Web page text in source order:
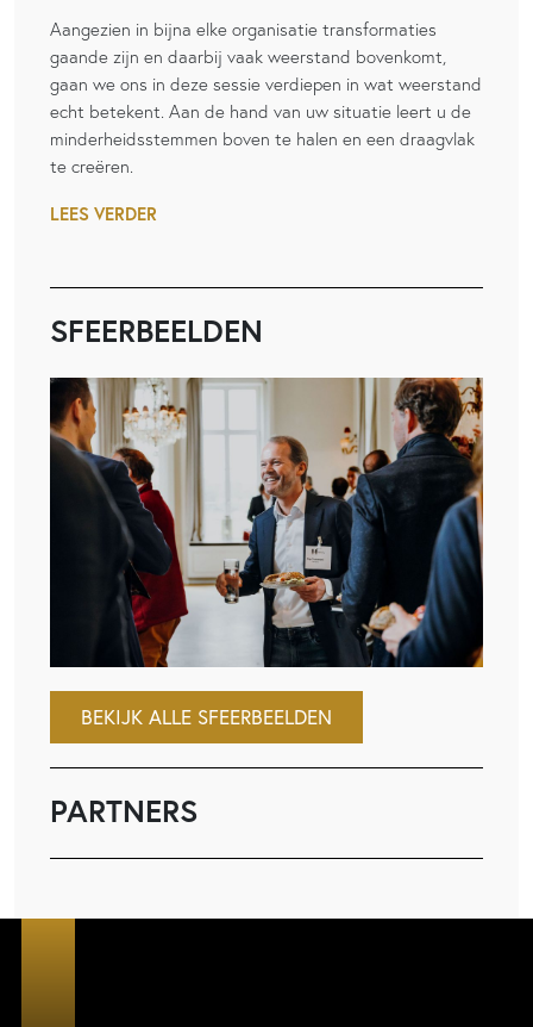
Aangezien in bijna elke organisatie transformaties
gaande zijn en daarbij vaak weerstand bovenkomt,
gaan we ons in deze sessie verdiepen in wat weerstand
echt betekent. Aan de hand van uw situatie leert u de
minderheidsstemmen boven te halen en een draagvlak
te creëren.
LEES VERDER
SFEERBEELDEN
BEKIJK ALLE SFEERBEELDEN
PARTNERS